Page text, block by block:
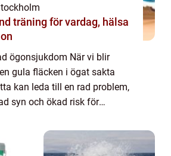
ögonsjukdom När vi blir
gula fläcken i ögat sakta
kan leda till en rad problem,
syn och ökad risk för
är det viktigt att du träf...